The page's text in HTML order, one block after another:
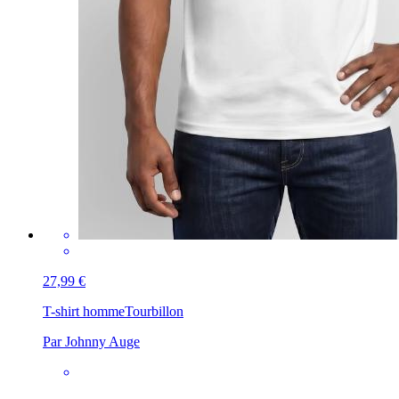
27,99 €
T-shirt hommeTourbillon
Par Johnny Auge